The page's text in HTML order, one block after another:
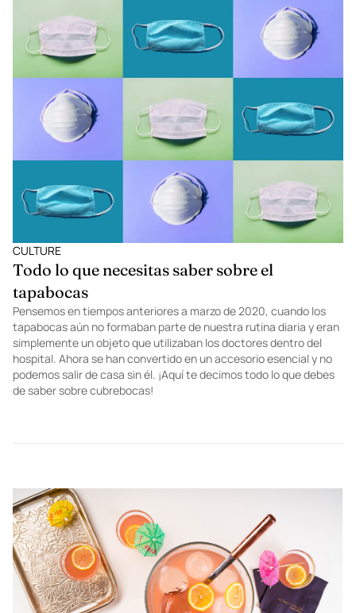
CULTURE
Todo lo que necesitas saber sobre el
tapabocas
Pensemos en tiempos anteriores a marzo de 2020, cuando los
tapabocas aún no formaban parte de nuestra rutina diaria y eran
simplemente un objeto que utilizaban los doctores dentro del
hospital. Ahora se han convertido en un accesorio esencial y no
podemos salir de casa sin él. ¡Aquí te decimos todo lo que debes
de saber sobre cubrebocas!